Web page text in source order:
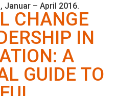
Januar – April 2016.
CHANGE
IN
A
GUIDE TO